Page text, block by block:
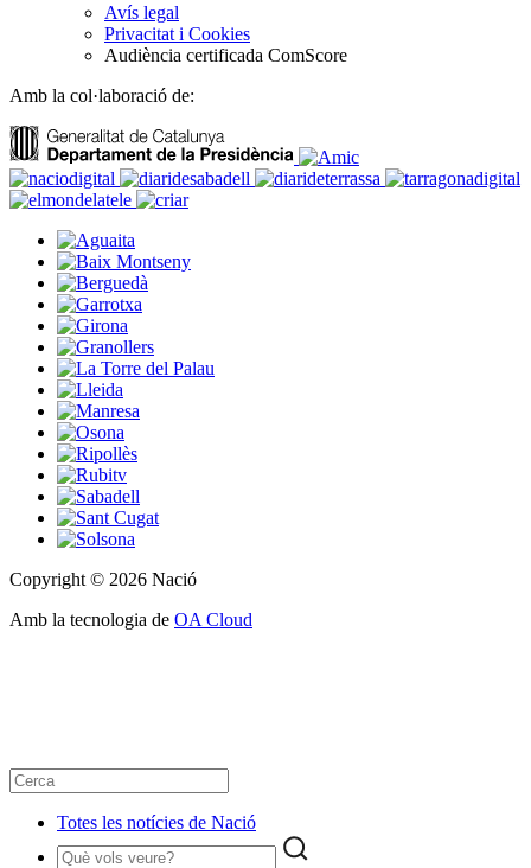
Avís legal
Privacitat i Cookies
Audiència certificada ComScore
Amb la col·laboració de:
Copyright © 2026 Nació
Amb la tecnologia de OA Cloud
Totes les notícies de Nació